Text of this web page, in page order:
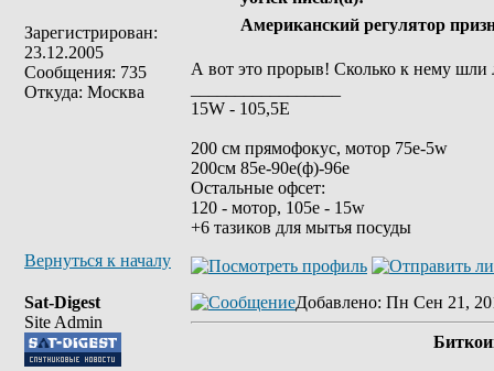
Зарегистрирован:
23.12.2005
Сообщения: 735
Откуда: Москва
Американский регулятор
А вот это прорыв! Сколько к нему шли
15W - 105,5E
200 см прямофокус, мотор 75е-5w
200см 85e-90e(ф)-96e
Остальные офсет:
120 - мотор, 105е - 15w
+6 тазиков для мытья посуды
Вернуться к началу
Sat-Digest
Site Admin
Добавлено: Пн Сен 21,